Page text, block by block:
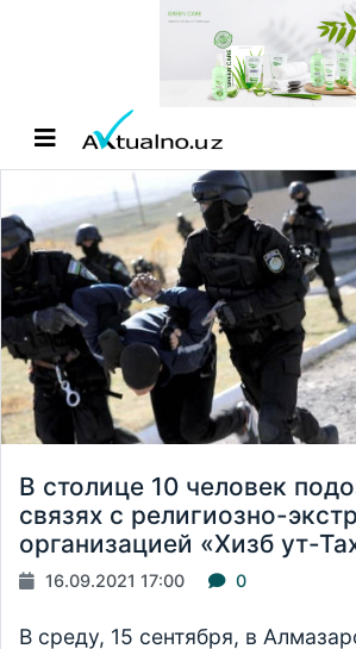
В столице 10 человек
связях с религиозно-
организацией «Хизб ут-
16.09.2021 17:00 0
В среду, 15 сентября, в